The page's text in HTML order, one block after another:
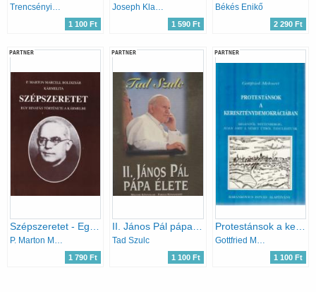
Trencsényi-Waldapfel Imre
1 100 Ft
Joseph Klausner
1 590 Ft
Békés Enikő
2 290 Ft
PARTNER
P. Marton Marcell Boldizsár
1 790 Ft
PARTNER
Tad Szulc
1 100 Ft
PARTNER
Protestánsok a kereszténydemokráciában (Siegentől Wittenbergig)
Gottfried Mehnert
1 100 Ft